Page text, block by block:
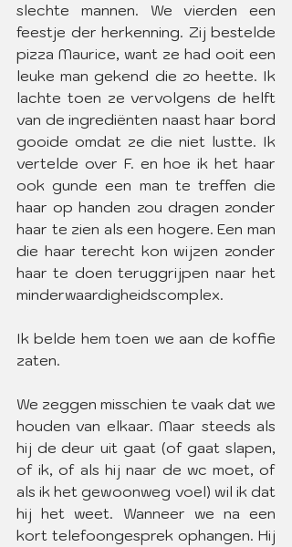
slechte mannen. We vierden een
feestje der herkenning. Zij bestelde
pizza Maurice, want ze had ooit een
leuke man gekend die zo heette. Ik
lachte toen ze vervolgens de helft
van de ingrediënten naast haar bord
gooide omdat ze die niet lustte. Ik
vertelde over F. en hoe ik het haar
ook gunde een man te treffen die
haar op handen zou dragen zonder
haar te zien als een hogere. Een man
die haar terecht kon wijzen zonder
haar te doen teruggrijpen naar het
minderwaardigheidscomplex.
Ik belde hem toen we aan de koffie
zaten.
We zeggen misschien te vaak dat we
houden van elkaar. Maar steeds als
hij de deur uit gaat (of gaat slapen,
of ik, of als hij naar de wc moet, of
als ik het gewoonweg voel) wil ik dat
hij het weet. Wanneer we na een
kort telefoongesprek ophangen. Hij